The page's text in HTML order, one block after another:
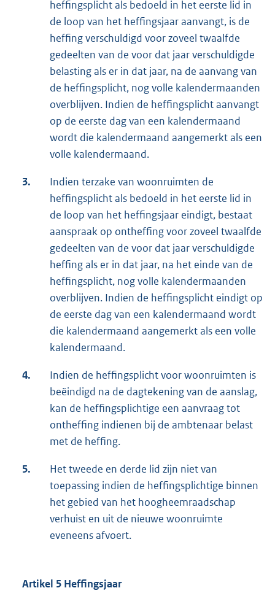
heffingsplicht als bedoeld in het eerste lid in
de loop van het heffingsjaar aanvangt, is de
heffing verschuldigd voor zoveel twaalfde
gedeelten van de voor dat jaar verschuldigde
belasting als er in dat jaar, na de aanvang van
de heffingsplicht, nog volle kalendermaanden
overblijven. Indien de heffingsplicht aanvangt
op de eerste dag van een kalendermaand
wordt die kalendermaand aangemerkt als een
volle kalendermaand.
3.
Indien terzake van woonruimten de
heffingsplicht als bedoeld in het eerste lid in
de loop van het heffingsjaar eindigt, bestaat
aanspraak op ontheffing voor zoveel twaalfde
gedeelten van de voor dat jaar verschuldigde
heffing als er in dat jaar, na het einde van de
heffingsplicht, nog volle kalendermaanden
overblijven. Indien de heffingsplicht eindigt op
de eerste dag van een kalendermaand wordt
die kalendermaand aangemerkt als een volle
kalendermaand.
4.
Indien de heffingsplicht voor woonruimten is
beëindigd na de dagtekening van de aanslag,
kan de heffingsplichtige een aanvraag tot
ontheffing indienen bij de ambtenaar belast
met de heffing.
5.
Het tweede en derde lid zijn niet van
toepassing indien de heffingsplichtige binnen
het gebied van het hoogheemraadschap
verhuist en uit de nieuwe woonruimte
eveneens afvoert.
Artikel 5 Heffingsjaar